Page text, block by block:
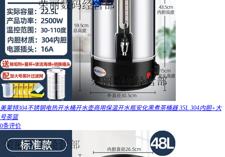
美莱特304不锈钢电热开水桶开水壶商用保温开水瓶安化黑煮茶桶器 35L 304内胆+大
号茶篮
0条评价